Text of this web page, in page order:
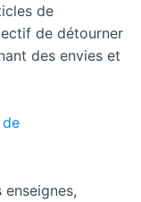
de
de détourner
des envies et